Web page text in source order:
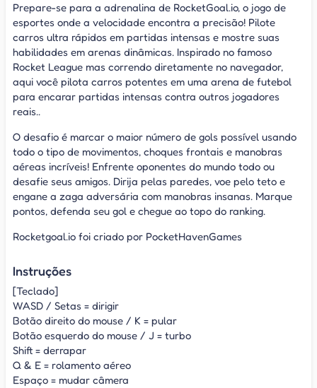
Prepare-se para a adrenalina de RocketGoal.io, o jogo de
esportes onde a velocidade encontra a precisão! Pilote
carros ultra rápidos em partidas intensas e mostre suas
habilidades em arenas dinâmicas. Inspirado no famoso
Rocket League mas correndo diretamente no navegador,
aqui você pilota carros potentes em uma arena de futebol
para encarar partidas intensas contra outros jogadores
reais..
O desafio é marcar o maior número de gols possível usando
todo o tipo de movimentos, choques frontais e manobras
aéreas incríveis! Enfrente oponentes do mundo todo ou
desafie seus amigos. Dirija pelas paredes, voe pelo teto e
engane a zaga adversária com manobras insanas. Marque
pontos, defenda seu gol e chegue ao topo do ranking.
Rocketgoal.io foi criado por PocketHavenGames
Instruções
[Teclado]
WASD / Setas = dirigir
Botão direito do mouse / K = pular
Botão esquerdo do mouse / J = turbo
Shift = derrapar
Q & E = rolamento aéreo
Espaço = mudar câmera